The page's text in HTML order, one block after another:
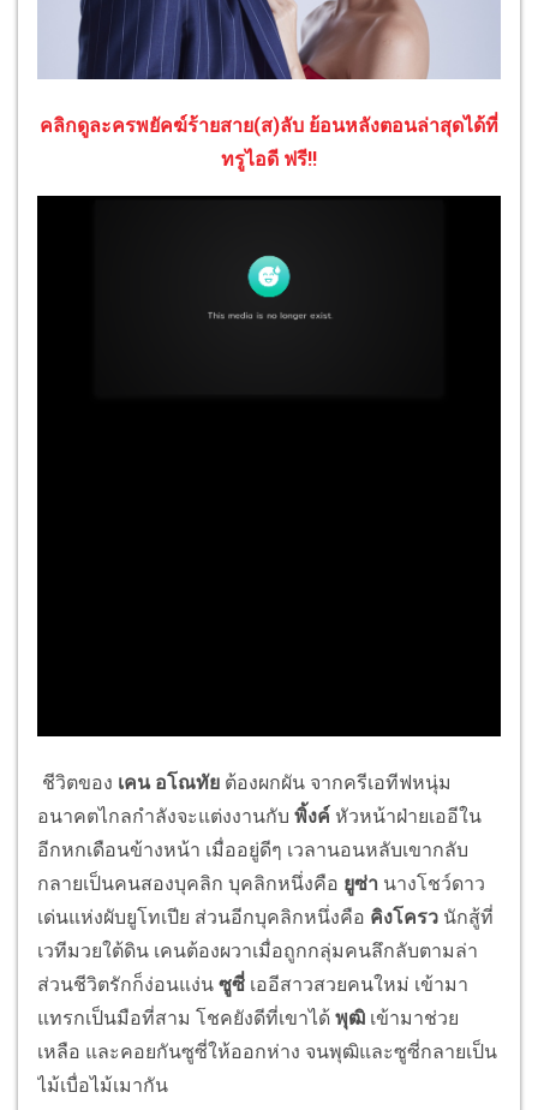
คลิกดูละครพยัคฆ์ร้ายสาย(ส)ลับ ย้อนหลังตอนล่าสุดได้ที่
ทรูไอดี ฟรี!!
ชีวิตของ เคน อโณทัย ต้องผกผัน จากครีเอทีฟหนุ่ม
อนาคตไกลกำลังจะแต่งงานกับ พิ้งค์ หัวหน้าฝ่ายเออีใน
อีกหกเดือนข้างหน้า เมื่ออยู่ดีๆ เวลานอนหลับเขากลับ
กลายเป็นคนสองบุคลิก บุคลิกหนึ่งคือ ยูซ่า นางโชว์ดาว
เด่นแห่งผับยูโทเปีย ส่วนอีกบุคลิกหนึ่งคือ คิงโครว นักสู้ที่
เวทีมวยใต้ดิน เคนต้องผวาเมื่อถูกกลุ่มคนลึกลับตามล่า
ส่วนชีวิตรักก็ง่อนแง่น ซูซี่ เออีสาวสวยคนใหม่ เข้ามา
แทรกเป็นมือที่สาม โชคยังดีที่เขาได้ พุฒิ เข้ามาช่วย
เหลือ และคอยกันซูซี่ให้ออกห่าง จนพุฒิและซูซี่กลายเป็น
ไม้เบื่อไม้เมากัน